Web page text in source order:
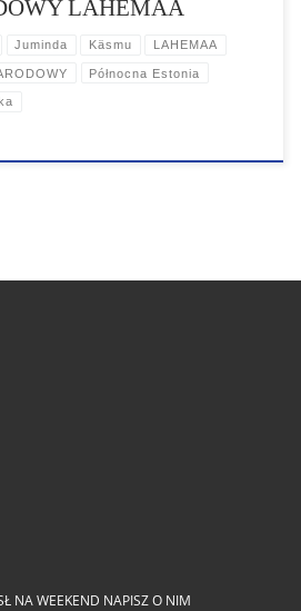
LAHEMAA
Juminda Käsmu LAHEMAA
Północna Estonia
NA WEEKEND NAPISZ O NIM